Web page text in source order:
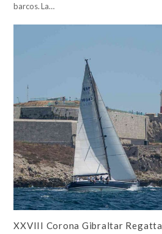
barcos. La…
XXVIII Corona Gibraltar Regatta